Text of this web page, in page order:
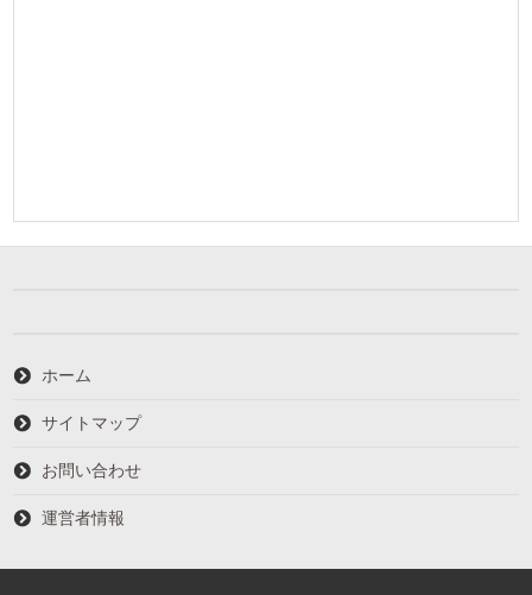
ホーム
サイトマップ
お問い合わせ
運営者情報